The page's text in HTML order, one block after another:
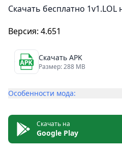
обладает красивой
подарить великолепные
долго ждал каждый геймер.
Геймплей
оружие для борьбы с
пространстве, но без
Вместо этого игрокам
Скачать бесплатно 1v1.LOL
Версия: 4.651
Скачать APK
Размер: 288 MB
Особенности мода:
Скачать на
Google Play